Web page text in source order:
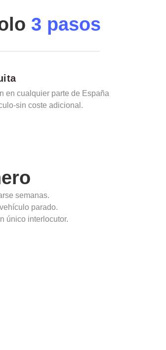
3 pasos
en cualquier parte de España
sin coste adicional.
semanas.
parado.
único interlocutor.